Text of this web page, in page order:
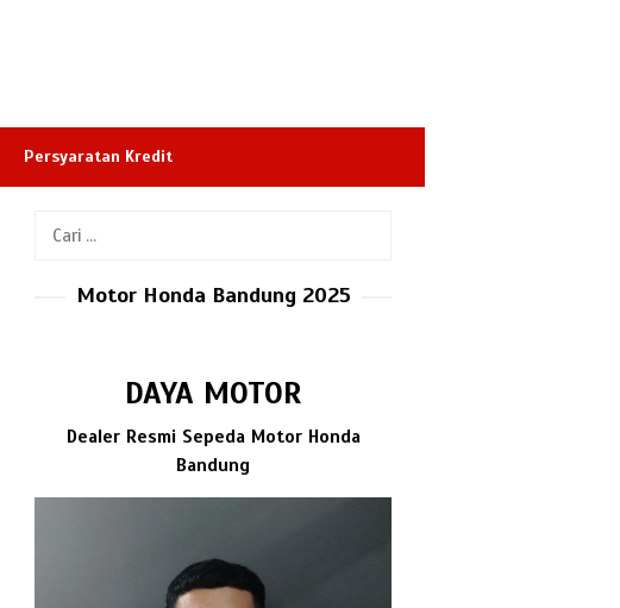
Persyaratan Kredit
Cari
Motor Honda Bandung 2025
DAYA MOTOR
Dealer Resmi Sepeda Motor Honda
Bandung